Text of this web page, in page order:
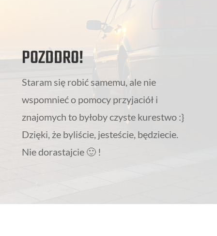
POZDDRO!
Staram się robić samemu, ale nie
wspomnieć o pomocy przyjaciół i
znajomych to byłoby czyste kurestwo :}
Dzięki, że byliście, jesteście, będziecie.
Nie dorastajcie 🙂 !